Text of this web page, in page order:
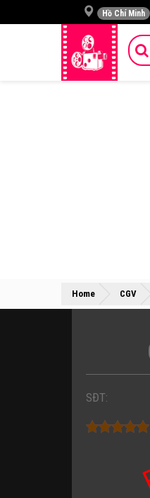
Hồ Chí Minh
Home CGV
SĐT: